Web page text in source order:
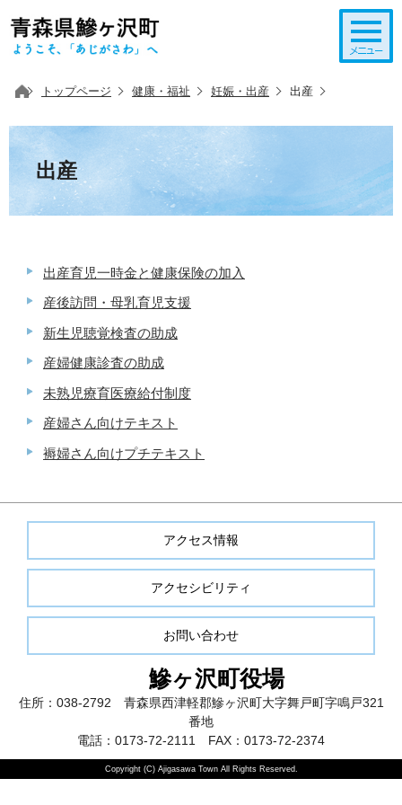
トップページ 健康・福祉 妊娠・出産 出産
出産
出産育児一時金と健康保険の加入
産後訪問・母乳育児支援
新生児聴覚検査の助成
産婦健康診査の助成
未熟児療育医療給付制度
産婦さん向けテキスト
褥婦さん向けプチテキスト
アクセス情報
アクセシビリティ
お問い合わせ
鰺ヶ沢町役場
住所：038-2792 青森県西津軽郡鰺ヶ沢町大字舞戸町字鳴戸321
番地
電話：0173-72-2111 FAX：0173-72-2374
Copyright (C) Ajigasawa Town All Rights Reserved.